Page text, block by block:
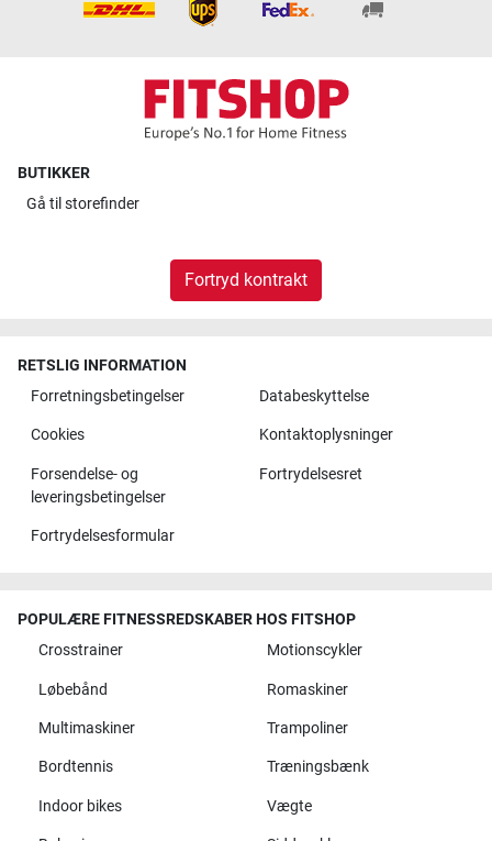
BUTIKKER
Gå til storefinder
Fortryd kontrakt
RETSLIG INFORMATION
Forretningsbetingelser
Databeskyttelse
Cookies Kontaktoplysninger
Forsendelse- og
leveringsbetingelser
Fortrydelsesret
Fortrydelsesformular
POPULÆRE FITNESSREDSKABER HOS FITSHOP
Crosstrainer
Motionscykler
Løbebånd Romaskiner
Multimaskiner Trampoliner
Bordtennis Træningsbænk
Indoor bikes Vægte